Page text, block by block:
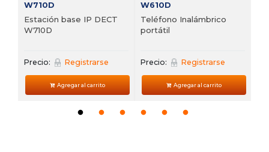
W710D
Estación base IP DECT
W710D
Precio: Registrarse
Agregar al carrito
W610D
Teléfono Inalámbrico
portátil
Precio: Registrarse
Agregar al carrito